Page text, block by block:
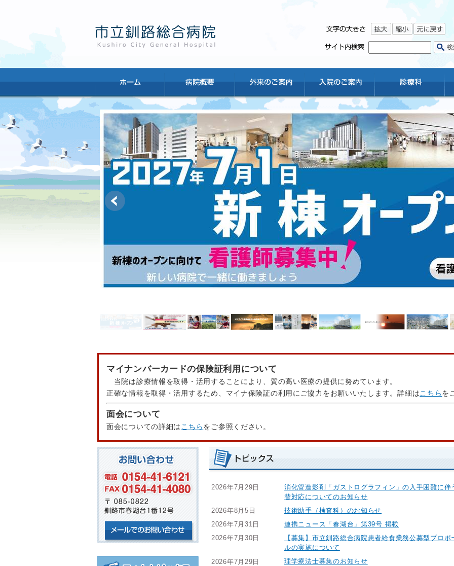
マイナンバーカードの保険証利用について
当院は診療情報を取得・活用することにより、質の高い医療の提供に努めています。
正確な情報を取得・活用するため、マイナ保険証の利用にご協力をお願いいたします。詳細はこちらを
面会について
面会についての詳細はこちらをご参照ください。
2026年7月29日
消化管造影剤「ガストログラフィン」の入手困難に伴
替対応についてのお知らせ
2026年8月5日
技術助手（検査科）のお知らせ
2026年7月31日
連携ニュース「春湖台」第39号 掲載
2026年7月30日
【募集】市立釧路総合病院患者給食業務公募型プロポ
ルの実施について
2026年7月29日
理学療法士募集のお知らせ